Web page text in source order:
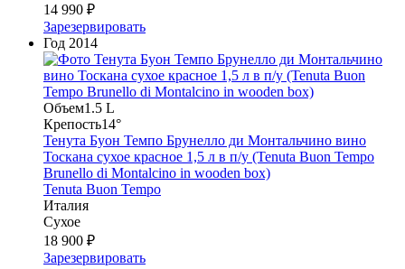
14 990 ₽
Зарезервировать
Год 2014
Объем1.5 L
Крепость14°
Тенута Буон Темпо Брунелло ди Монтальчино вино
Тоскана сухое красное 1,5 л в п/у (Tenuta Buon Tempo
Brunello di Montalcino in wooden box)
Tenuta Buon Tempo
Италия
Сухое
18 900 ₽
Зарезервировать